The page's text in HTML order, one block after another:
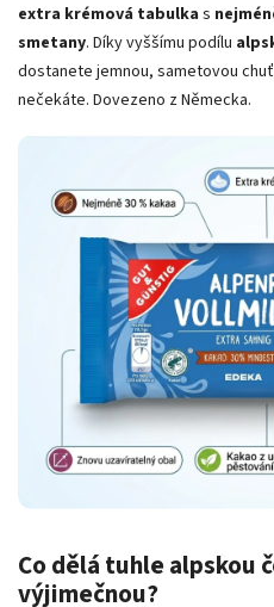
extra krémová tabulka s
smetany. Díky vyššímu podílu
dostanete jemnou, sametovou
nečekáte. Dovezeno z Německa.
Co dělá tuhle alpskou
výjimečnou?